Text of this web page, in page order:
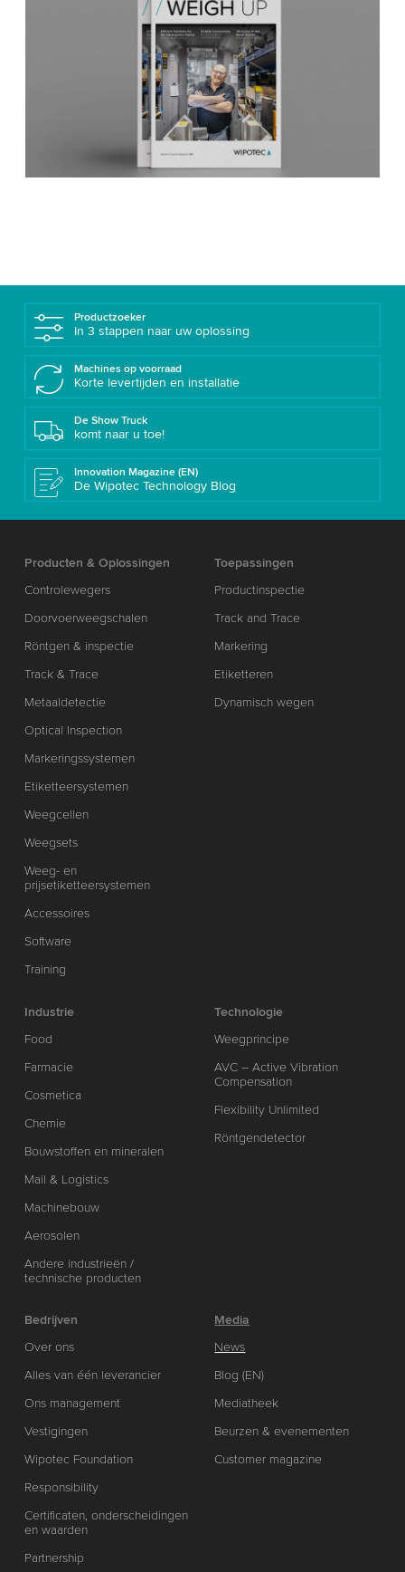
Productzoeker
In 3 stappen naar uw oplossing
Machines op voorraad
Korte levertijden en installatie
De Show Truck
komt naar u toe!
Innovation Magazine (EN)
De Wipotec Technology Blog
Producten & Oplossingen
Controlewegers
Doorvoerweegschalen
Röntgen & inspectie
Track & Trace
Metaaldetectie
Optical Inspection
Markeringssystemen
Etiketteersystemen
Weegcellen
Weegsets
Weeg- en
prijsetiketteersystemen
Accessoires
Software
Training
Toepassingen
Productinspectie
Track and Trace
Markering
Etiketteren
Dynamisch wegen
Industrie
Food
Farmacie
Cosmetica
Chemie
Bouwstoffen en mineralen
Mail & Logistics
Machinebouw
Aerosolen
Andere industrieën /
technische producten
Technologie
Weegprincipe
AVC – Active Vibration
Compensation
Flexibility Unlimited
Röntgendetector
Bedrijven
Over ons
Alles van één leverancier
Ons management
Vestigingen
Wipotec Foundation
Responsibility
Certificaten, onderscheidingen
en waarden
Partnership
Media
News
Blog (EN)
Mediatheek
Beurzen & evenementen
Customer magazine